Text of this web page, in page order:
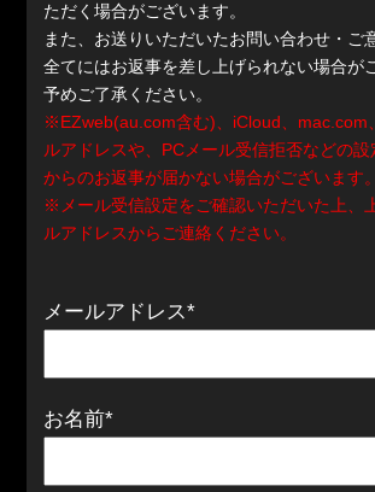
ただく場合がございます。
また、お送りいただいたお問い合わせ・ご
全てにはお返事を差し上げられない場合が
予めご了承ください。
※EZweb(au.com含む)、iCloud、mac.com
ルアドレスや、PCメール受信拒否などの設
からのお返事が届かない場合がございます。
※メール受信設定をご確認いただいた上、
ルアドレスからご連絡ください。
メールアドレス*
お名前*